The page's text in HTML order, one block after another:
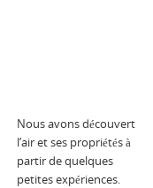
Nous avons découvert
l’air et ses propriétés à
partir de quelques
petites expériences.